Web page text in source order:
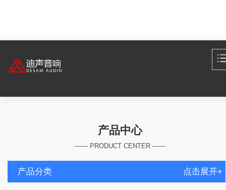
产品中心
—— PRODUCT CENTER ——
产品分类 点击展开+